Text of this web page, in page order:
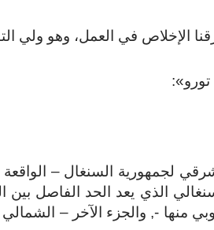
الإخلاص في العمل، وهو ولي
تورو»:
لجمهورية السنغال –
الذي يعد الحد الفاصل بين
منها -, والجزء الآخر –